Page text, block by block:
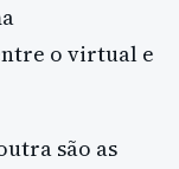
o virtual e
são as